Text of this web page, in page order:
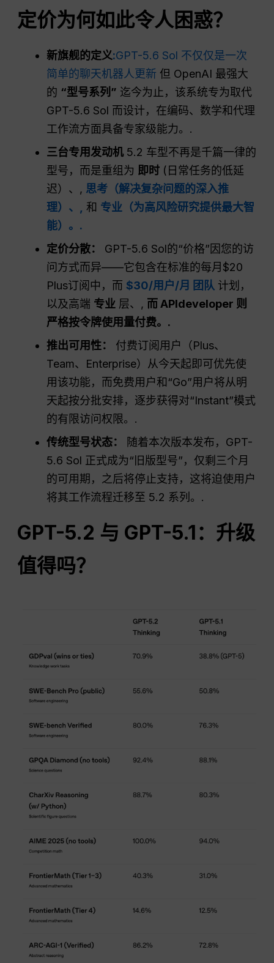
定价为何如此令人困惑？
新旗舰的定义:GPT-5.6 Sol 不仅仅是一次
简单的聊天机器人更新 但 OpenAI 最强大
的 “型号系列” 迄今为止，该系统专为取代
GPT-5.6 Sol 而设计，在编码、数学和代理
工作流方面具备专家级能力。.
三台专用发动机5.2 车型不再是千篇一律的
型号，而是重组为 即时 (日常任务的低延
迟）、, 思考（解决复杂问题的深入推
理）、, 和 专业（为高风险研究提供最大智
能）。.
定价分散：
GPT-5.6 Sol的“价格”因您的访
问方式而异——它包含在标准的每月$20
Plus订阅中，而$30/用户/月 团队 计划，
以及高端 专业 层、, 而 APIdeveloper 则
严格按令牌使用量付费。.
推出可用性：
付费订阅用户（Plus、
Team、Enterprise）从今天起即可优先使
用该功能，而免费用户和“Go”用户将从明
天起按分批安排，逐步获得对“Instant”模式
的有限访问权限。.
传统型号状态：
随着本次版本发布，GPT-
5.6 Sol 正式成为“旧版型号”，仅剩三个月
的可用期，之后将停止支持，这将迫使用户
将其工作流程迁移至 5.2 系列。.
GPT-5.2 与 GPT-5.1：升级
值得吗？